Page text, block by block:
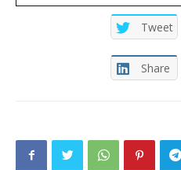
Tweet
Share